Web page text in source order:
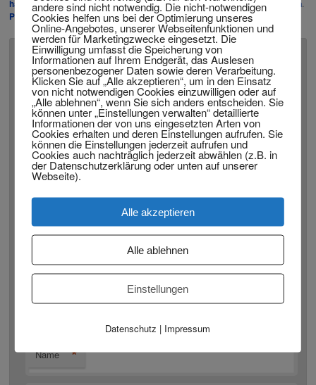
hamburg,rechtsanwalt in münchen,rechtsanwalt in Wuppertalvon admin.
Permanenter Link zum Eintrag.
Schreibe einen Kommentar
Deine E-Mail-Adresse wird nicht veröffentlicht. Erforderliche
Felder sind mit*markiert
Kommentar *
Name *
andere sind nicht notwendig. Die nicht-notwendigen
Cookies helfen uns bei der Optimierung unseres
Online-Angebotes, unserer Webseitenfunktionen und
werden für Marketingzwecke eingesetzt. Die
Einwilligung umfasst die Speicherung von
Informationen auf Ihrem Endgerät, das Auslesen
personenbezogener Daten sowie deren Verarbeitung.
Klicken Sie auf „Alle akzeptieren“, um in den Einsatz
von nicht notwendigen Cookies einzuwilligen oder auf
„Alle ablehnen“, wenn Sie sich anders entscheiden. Sie
können unter „Einstellungen verwalten“ detaillierte
Informationen der von uns eingesetzten Arten von
Cookies erhalten und deren Einstellungen aufrufen. Sie
können die Einstellungen jederzeit aufrufen und
Cookies auch nachträglich jederzeit abwählen (z.B. in
der Datenschutzerklärung oder unten auf unserer
Webseite).
Alle akzeptieren
Alle ablehnen
Einstellungen
Datenschutz | Impressum